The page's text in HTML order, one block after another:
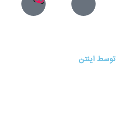
توسط اینتن